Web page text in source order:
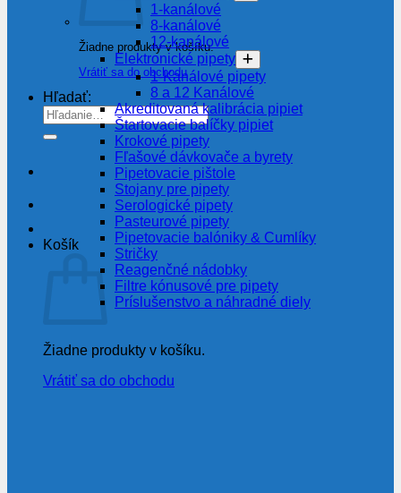
Žiadne produkty v košíku.
Vrátiť sa do obchodu
Hľadať:
Košík
Žiadne produkty v košíku.
Vrátiť sa do obchodu
1-kanálové
8-kanálové
12-kanálové
Elektronické pipety
1-Kanálové pipety
8 a 12 Kanálové
Akreditovaná kalibrácia pipiet
Štartovacie balíčky pipiet
Krokové pipety
Fľašové dávkovače a byrety
Pipetovacie pištole
Stojany pre pipety
Serologické pipety
Pasteurové pipety
Pipetovacie balóniky & Cumlíky
Stričky
Reagenčné nádobky
Filtre kónusové pre pipety
Príslušenstvo a náhradné diely